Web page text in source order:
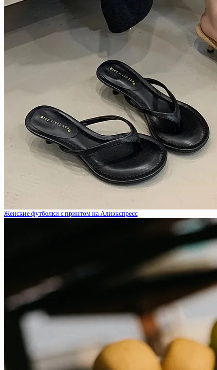
Женские футболки с принтом на Алиэкспресс